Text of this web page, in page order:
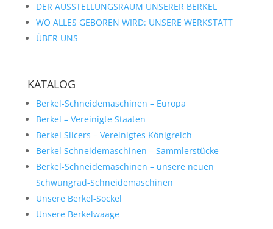
DER AUSSTELLUNGSRAUM UNSERER BERKEL
WO ALLES GEBOREN WIRD: UNSERE WERKSTATT
ÜBER UNS
KATALOG
Berkel-Schneidemaschinen – Europa
Berkel – Vereinigte Staaten
Berkel Slicers – Vereinigtes Königreich
Berkel Schneidemaschinen – Sammlerstücke
Berkel-Schneidemaschinen – unsere neuen
Schwungrad-Schneidemaschinen
Unsere Berkel-Sockel
Unsere Berkelwaage